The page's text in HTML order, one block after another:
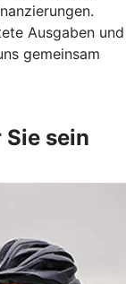
Ausgaben und
gemeinsam
sein